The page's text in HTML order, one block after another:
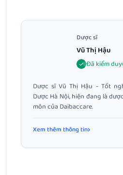
Dược sĩ
Vũ Thị Hậu
Đã kiểm
Dược sĩ Vũ Thị Hậu - Tốt
Dược Hà Nội, hiện đang là
môn của Daibaccare.
Xem thêm thông tin